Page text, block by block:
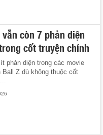
còn 7 phản diện
cốt truyện chính
phản diện trong các movie
Ball Z dù không thuộc cốt